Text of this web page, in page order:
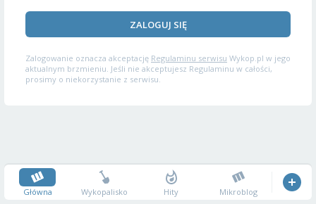
ZALOGUJ SIĘ
Zalogowanie oznacza akceptację Regulaminu serwisu Wykop.pl w jego
aktualnym brzmieniu. Jeśli nie akceptujesz Regulaminu w całości,
prosimy o niekorzystanie z serwisu.
Główna Wykopalisko Hity Mikroblog